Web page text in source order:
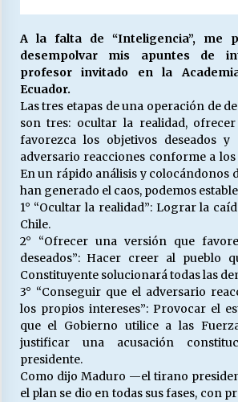
¿Qué habrían dicho?
23/06/2026
VOLVER A SER
16/06/2026
MUNICIPALIDADES,
28/05/2026
Releyendo la Rerum
cuestión social hoy”.
16/05/2026
S.O.S. a los ricos, Save
30/04/2026
A la falta de “Inteligencia”, me
desempolvar mis apuntes de
profesor invitado en la
Ecuador.
Las tres etapas de una operación de
son tres: ocultar la realidad,
favorezca los objetivos deseados
adversario reacciones conforme a
En un rápido análisis y colocándonos
han generado el caos, podemos
1° “Ocultar la realidad”: Lograr la
Chile.
2° “Ofrecer una versión que
deseados”: Hacer creer al pueblo
Constituyente solucionará todas las
3° “Conseguir que el adversario
los propios intereses”: Provocar el
que el Gobierno utilice a las
justificar una acusación
presidente.
Como dijo Maduro —el tirano
el plan se dio en todas sus fases, con